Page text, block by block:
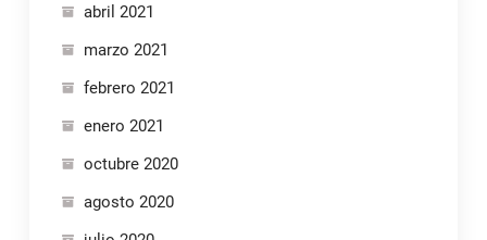
abril 2021
marzo 2021
febrero 2021
enero 2021
octubre 2020
agosto 2020